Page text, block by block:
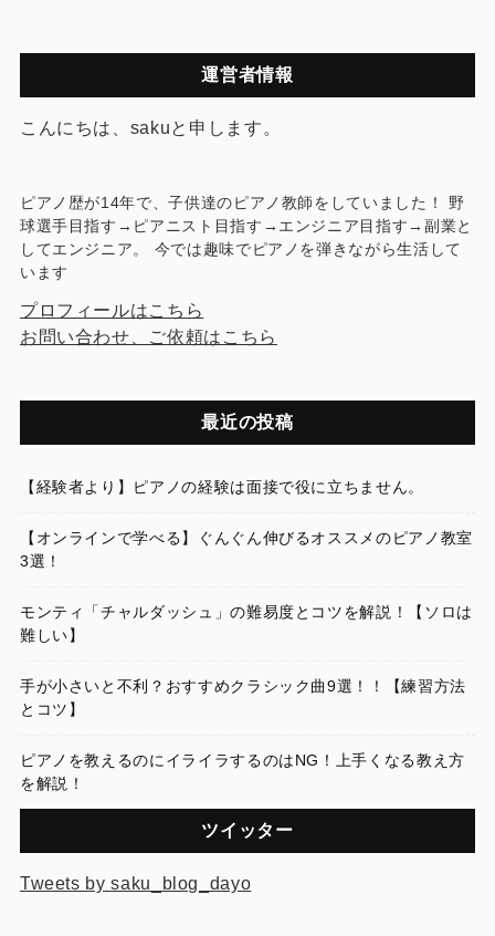
運営者情報
こんにちは、sakuと申します。
ピアノ歴が14年で、子供達のピアノ教師をしていました！ 野
球選手目指す→ピアニスト目指す→エンジニア目指す→副業と
してエンジニア。 今では趣味でピアノを弾きながら生活して
います
プロフィールはこちら
お問い合わせ、ご依頼はこちら
最近の投稿
【経験者より】ピアノの経験は面接で役に立ちません。
【オンラインで学べる】ぐんぐん伸びるオススメのピアノ教室
3選！
モンティ「チャルダッシュ」の難易度とコツを解説！【ソロは
難しい】
手が小さいと不利？おすすめクラシック曲9選！！【練習方法
とコツ】
ピアノを教えるのにイライラするのはNG！上手くなる教え方
を解説！
ツイッター
Tweets by saku_blog_dayo